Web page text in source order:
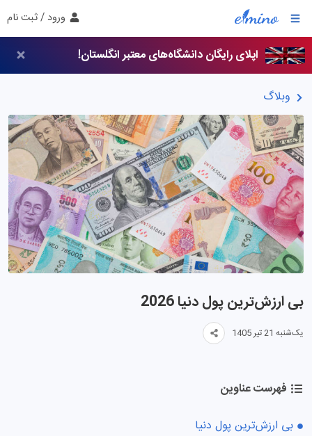
ورود / ثبت نام
اپلای رایگان دانشگاه‌های معتبر انگلستان!
وبلاگ
بی‌ ارزش‌ترین پول دنیا 2026
یک‌شنبه 21 تیر 1405
فهرست عناوین
بی‌ ارزش‌ترین پول دنیا